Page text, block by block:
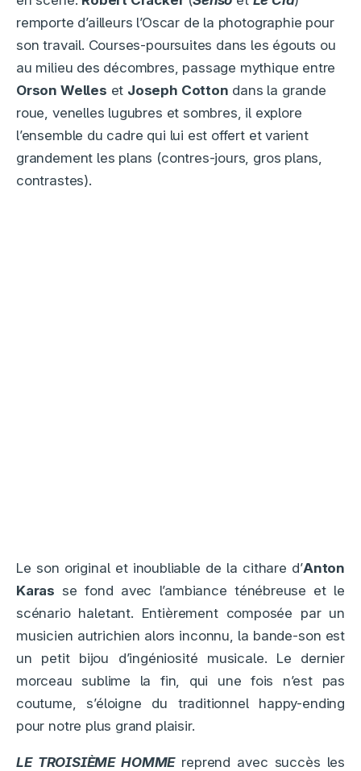
remporte d’ailleurs l’Oscar de la photographie pour
son travail. Courses-poursuites dans les égouts ou
au milieu des décombres, passage mythique entre
Orson Welles et Joseph Cotton dans la grande
roue, venelles lugubres et sombres, il explore
l’ensemble du cadre qui lui est offert et varient
grandement les plans (contres-jours, gros plans,
contrastes).
Le son original et inoubliable de la cithare d’Anton
Karas se fond avec l’ambiance ténébreuse et le
scénario haletant. Entièrement composée par un
musicien autrichien alors inconnu, la bande-son est
un petit bijou d’ingéniosité musicale. Le dernier
morceau sublime la fin, qui une fois n’est pas
coutume, s’éloigne du traditionnel happy-ending
pour notre plus grand plaisir.
LE TROISIÈME HOMMEreprend avec succès les